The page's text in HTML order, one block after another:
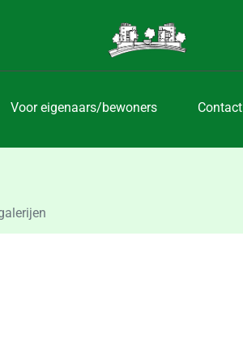
Voor eigenaars/bewoners Contact